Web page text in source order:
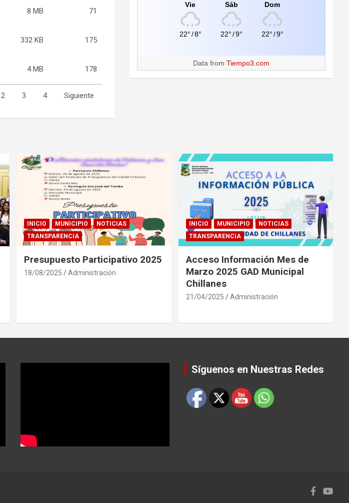
8 MB 71
332 KB 175
4 MB 178
2 3 4 Siguiente
Vie
22°/8°
Sáb
22°/9°
Dom
22°/9°
Data fromTiempo3.com
INICIO MUNICIPIO
NOTICIAS
TRANSPARENCIA
Presupuesto Participativo 2025
18/08/2025 Administración
INICIO MUNICIPIO
NOTICIAS
TRANSPARENCIA
Acceso Información Mes de
Marzo 2025 GAD Municipal
Chillanes
21/04/2025 Administración
Síguenos en Nuestras Redes